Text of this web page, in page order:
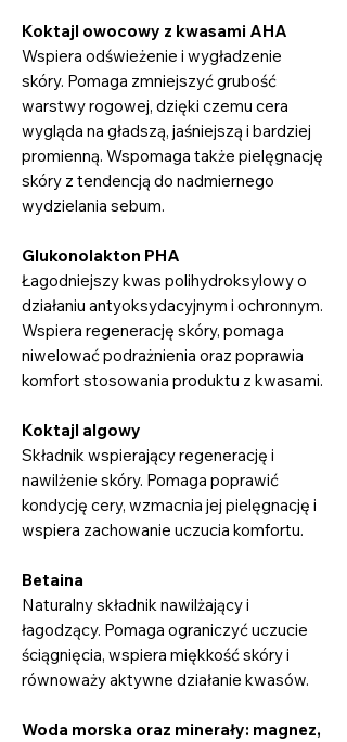
Koktajl owocowy z kwasami AHA
Wspiera odświeżenie i wygładzenie
skóry. Pomaga zmniejszyć grubość
warstwy rogowej, dzięki czemu cera
wygląda na gładszą, jaśniejszą i bardziej
promienną. Wspomaga także pielęgnację
skóry z tendencją do nadmiernego
wydzielania sebum.
Glukonolakton PHA
Łagodniejszy kwas polihydroksylowy o
działaniu antyoksydacyjnym i ochronnym.
Wspiera regenerację skóry, pomaga
niwelować podrażnienia oraz poprawia
komfort stosowania produktu z kwasami.
Koktajl algowy
Składnik wspierający regenerację i
nawilżenie skóry. Pomaga poprawić
kondycję cery, wzmacnia jej pielęgnację i
wspiera zachowanie uczucia komfortu.
Betaina
Naturalny składnik nawilżający i
łagodzący. Pomaga ograniczyć uczucie
ściągnięcia, wspiera miękkość skóry i
równoważy aktywne działanie kwasów.
Woda morska oraz minerały: magnez,